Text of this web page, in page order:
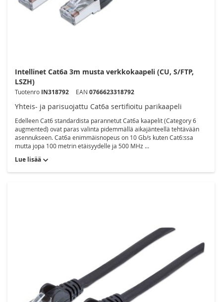
Intellinet Cat6a 3m musta verkkokaapeli (CU, S/FTP,
LSZH)
Tuotenro IN318792 EAN 0766623318792
Yhteis- ja parisuojattu Cat6a sertifioitu parikaapeli
Edelleen Cat6 standardista parannetut Cat6a kaapelit (Category 6
augmented) ovat paras valinta pidemmällä aikajänteellä tehtävään
asennukseen. Cat6a enimmäisnopeus on 10 Gb/s kuten Cat6:ssa
mutta jopa 100 metrin etäisyydelle ja 500 MHz ...
Lue lisää